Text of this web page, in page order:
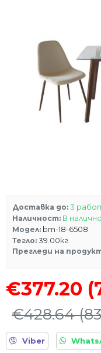
Доставка до: 3
Наличност: В
Модел: bm-18-6508
Тегло: 39.00кг
Прегледи на
€377.20
€428.64
Viber